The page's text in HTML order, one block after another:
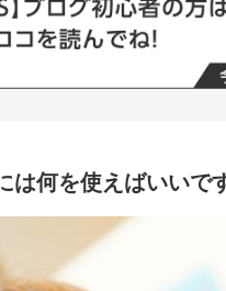
は何を使えばいいで